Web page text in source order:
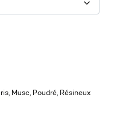
Iris, Musc, Poudré, Résineux